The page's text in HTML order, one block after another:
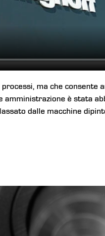
ma che consente
amministrazione è stata
dalle macchine